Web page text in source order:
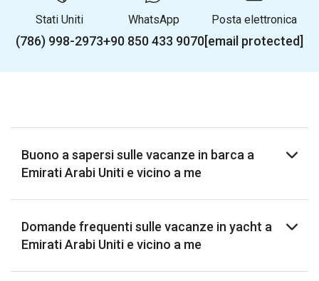
Stati Uniti
(786) 998-2973
WhatsApp
+90 850 433 9070
Posta elettronica
[email protected]
Buono a sapersi sulle vacanze in barca a
Emirati Arabi Uniti e vicino a me
Domande frequenti sulle vacanze in yacht a
Emirati Arabi Uniti e vicino a me